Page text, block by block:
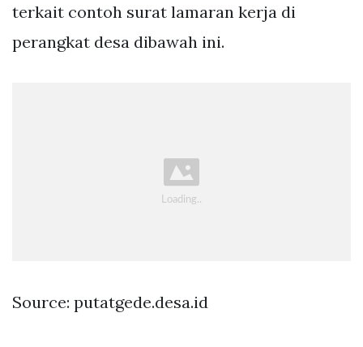
terkait contoh surat lamaran kerja di
perangkat desa dibawah ini.
Source: putatgede.desa.id